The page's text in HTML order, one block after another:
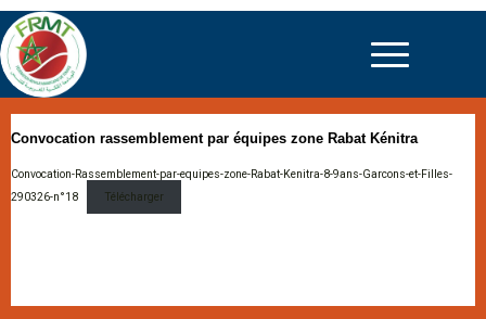
Convocation rassemblement par équipes zone Rabat Kénitra
Convocation-Rassemblement-par-equipes-zone-Rabat-Kenitra-8-9ans-Garcons-et-Filles-
290326-n°18
Télécharger